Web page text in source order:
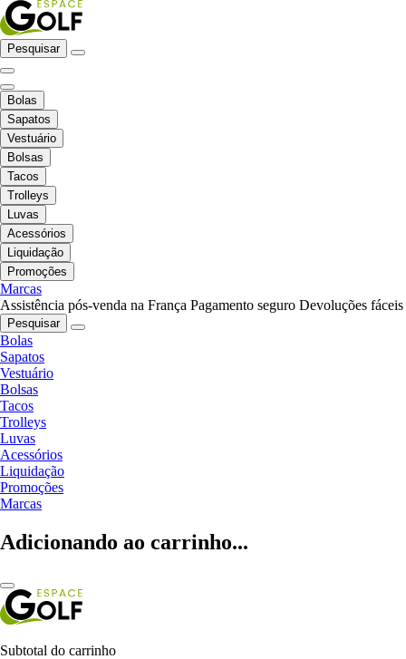
Pesquisar
Bolas
Sapatos
Vestuário
Bolsas
Tacos
Trolleys
Luvas
Acessórios
Liquidação
Promoções
Marcas
Assistência pós-venda na França Pagamento seguro Devoluções fáceis
Pesquisar
Bolas
Sapatos
Vestuário
Bolsas
Tacos
Trolleys
Luvas
Acessórios
Liquidação
Promoções
Marcas
Adicionando ao carrinho...
Subtotal do carrinho